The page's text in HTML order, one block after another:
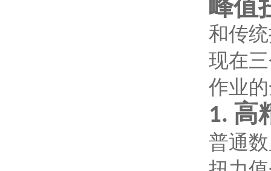
峰值
和传
现在
作业
1. 高
普通